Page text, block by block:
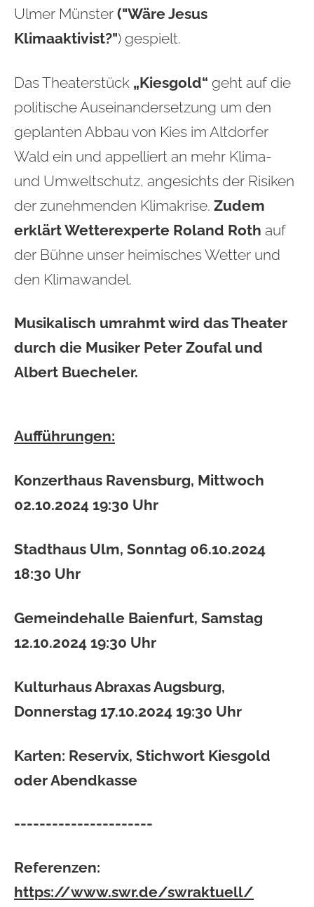
Ulmer Münster ("Wäre Jesus
Klimaaktivist?") gespielt.
Das Theaterstück „Kiesgold“ geht auf die
politische Auseinandersetzung um den
geplanten Abbau von Kies im Altdorfer
Wald ein und appelliert an mehr Klima-
und Umweltschutz, angesichts der Risiken
der zunehmenden Klimakrise. Zudem
erklärt Wetterexperte Roland Roth auf
der Bühne unser heimisches Wetter und
den Klimawandel.
Musikalisch umrahmt wird das Theater
durch die Musiker Peter Zoufal und
Albert Buecheler.
Aufführungen:
Konzerthaus Ravensburg, Mittwoch
02.10.2024 19:30 Uhr
Stadthaus Ulm, Sonntag 06.10.2024
18:30 Uhr
Gemeindehalle Baienfurt, Samstag
12.10.2024 19:30 Uhr
Kulturhaus AbraxasAugsburg,
Donnerstag 17.10.2024 19:30 Uhr
Karten: Reservix, Stichwort Kiesgold
oder Abendkasse
----------------------
Referenzen:
https://www.swr.de/swraktuell/